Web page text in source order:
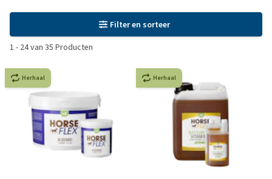
Filter en sorteer
1 - 24van 35 Producten
Herhaal Herhaal